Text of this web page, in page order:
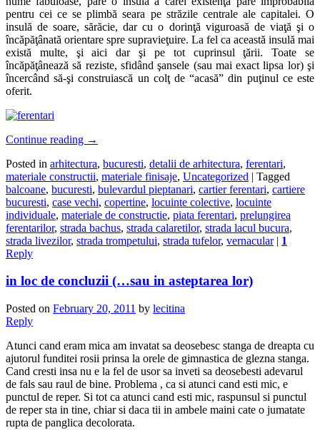
pentru cei ce se plimbă seara pe străzile centrale ale capitalei. O
insulă de soare, sărăcie, dar cu o dorinţă viguroasă de viaţă şi o
încăpăţânată orientare spre supravieţuire. La fel ca această insulă mai
există multe, şi aici dar şi pe tot cuprinsul ţării. Toate se
încăpăţânează să reziste, sfidând şansele (sau mai exact lipsa lor) şi
încercând să-şi construiască un colţ de “acasă” din puţinul ce este
oferit.
Continue reading →
Posted in arhitectura, bucuresti, detalii de arhitectura, ferentari,
materiale constructii, materiale finisaje, Uncategorized | Tagged
balcoane, bucuresti, bulevardul pieptanari, cartier ferentari, cartiere
bucuresti, case vechi, copertine, locuinte colective, locuinte
individuale, materiale de constructie, piata ferentari, prelungirea
ferentarilor, strada bachus, strada calaretilor, strada lacul bucura,
strada livezilor, strada trompetului, strada tufelor, vernacular | 1
Reply
in loc de concluzii (…sau in asteptarea lor)
Posted on February 20, 2011 by lecitina
Reply
Atunci cand eram mica am invatat sa deosebesc stanga de dreapta cu
ajutorul funditei rosii prinsa la orele de gimnastica de glezna stanga.
Cand cresti insa nu e la fel de usor sa inveti sa deosebesti adevarul
de fals sau raul de bine. Problema , ca si atunci cand esti mic, e
punctul de reper. Si tot ca atunci cand esti mic, raspunsul si punctul
de reper sta in tine, chiar si daca tii in ambele maini cate o jumatate
rupta de panglica decolorata.